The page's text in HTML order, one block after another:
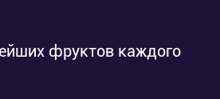
фруктов каждого